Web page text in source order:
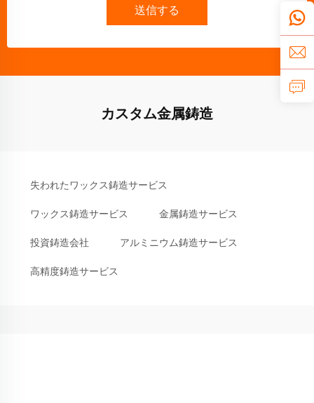
送信する
カスタム金属鋳造
失われたワックス鋳造サービス
ワックス鋳造サービス 金属鋳造サービス
投資鋳造会社 アルミニウム鋳造サービス
高精度鋳造サービス